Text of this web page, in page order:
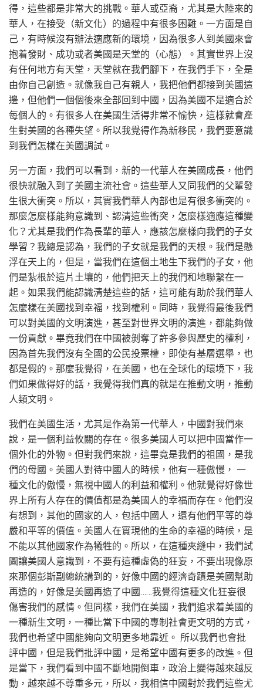
得，這些都是非常大的挑戰。華人或亞裔，尤其是大陸來的
華人，在接受（新文化）的過程中有很多困難。一方面是自
己，有時候沒有辦法適應新的環境，因為很多人到美國來會
抱着發財、成功或者美國是天堂的（心態）。其實世界上沒
有任何地方有天堂，天堂就在我們腳下，在我們手下，全是
由你自己創造。就像我自己有親人，我把他們都接到美國這
邊，但他們一個個後來全部回到中國，因為美國不是適合於
每個人的。有很多人在美國生活得非常不愉快，這樣就會產
生對美國的各種失望。所以我覺得作為新移民，我們要意識
到我們怎樣在美國調試。
另一方面，我們可以看到，新的一代華人在美國成長，他們
很快就融入到了美國主流社會。這些華人又同我們的父輩發
生很大衝突。所以，其實我們華人內部也是有很多衝突的。
那麼怎麼樣能夠意識到、認清這些衝突，怎麼樣適應這種變
化？尤其是我們作為長輩的華人，應該怎麼樣向我們的子女
學習？我總是認為，我們的子女就是我們的天根。我們是懸
浮在天上的，但是，當我們在這個土地生下我們的子女，他
們是紮根於這片土壤的，他們把天上的我們和地聯繫在一
起。如果我們能認識清楚這些的話，這可能有助於我們華人
怎麼樣在美國找到幸福，找到權利。同時，我覺得最後我們
可以對美國的文明演進，甚至對世界文明的演進，都能夠做
一份貢獻。畢竟我們在中國被剝奪了許多參與歷史的權利，
因為首先我們沒有全國的公民投票權，即使有基層選舉，也
都是假的。那麼我覺得，在美國，也在全球化的環境下，我
們如果做得好的話，我覺得我們真的就是在推動文明，推動
人類文明。
我們在美國生活，尤其是作為第一代華人，中國對我們來
說，是一個利益攸關的存在。很多美國人可以把中國當作一
個外化的外物。但對我們來說，這畢竟是我們的祖國，是我
們的母國。美國人對待中國人的時候，他有一種傲慢， 一
種文化的傲慢，無視中國人的利益和權利。他就覺得好像世
界上所有人存在的價值都是為美國人的幸福而存在。他們沒
有想到，其他的國家的人，包括中國人，還有他們平等的尊
嚴和平等的價值。美國人在實現他的生命的幸福的時候，是
不能以其他國家作為犧牲的。所以，在這種夾縫中，我們試
圖讓美國人意識到，不要有這種虛偽的狂妄，不要出現像原
來那個彭斯副總統講到的，好像中國的經濟奇蹟是美國幫助
再造的，好像是美國再造了中國……我覺得這種文化狂妄很
傷害我們的感情。但同樣，我們在美國，我們追求着美國的
一種新生文明，一種比當下中國的專制社會更文明的方式，
我們也希望中國能夠向文明更多地靠近。 所以我們也會批
評中國，但是我們批評中國，是希望中國有更多的改進。但
是當下，我們看到中國不斷地開倒車，政治上變得越來越反
動，越來越不尊重多元，所以，我相信中國對於我們這些尤